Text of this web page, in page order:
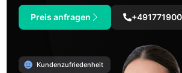
Preis anfragen
Kundenzufriedenheit